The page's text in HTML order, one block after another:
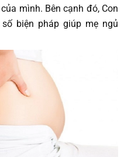
mình. Bên cạnh đó, Con
biện pháp giúp mẹ ngủ